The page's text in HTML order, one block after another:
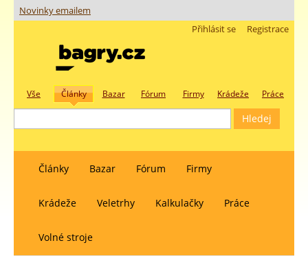
Novinky emailem
Registrace
Přihlásit se
Vše Články Bazar Fórum Firmy Krádeže Práce
Články Bazar Fórum Firmy
Krádeže Veletrhy Kalkulačky Práce
Volné stroje